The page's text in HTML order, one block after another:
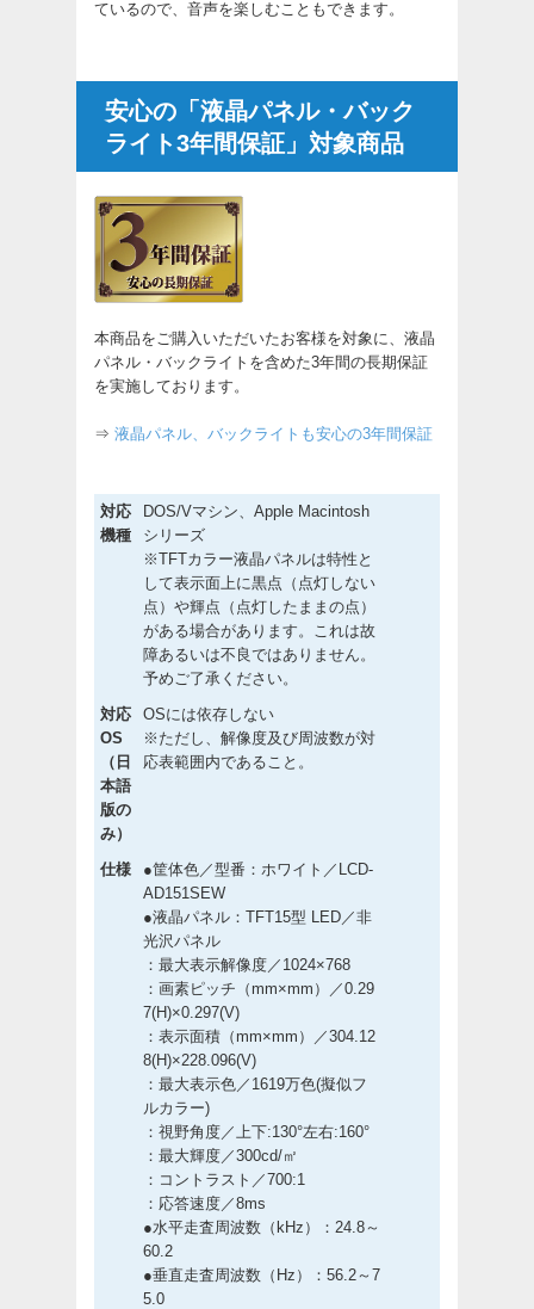
ているので、音声を楽しむこともできます。
安心の「液晶パネル・バック
ライト3年間保証」対象商品
本商品をご購入いただいたお客様を対象に、液晶
パネル・バックライトを含めた3年間の長期保証
を実施しております。
⇒ 液晶パネル、バックライトも安心の3年間保証
対応
機種
DOS/Vマシン、Apple Macintosh
シリーズ
※TFTカラー液晶パネルは特性と
して表示面上に黒点（点灯しない
点）や輝点（点灯したままの点）
がある場合があります。これは故
障あるいは不良ではありません。
予めご了承ください。
対応
OS
（日
本語
版の
み）
OSには依存しない
※ただし、解像度及び周波数が対
応表範囲内であること。
仕様
●筐体色／型番：ホワイト／LCD-
AD151SEW
●液晶パネル：TFT15型 LED／非
光沢パネル
：最大表示解像度／1024×768
：画素ピッチ（mm×mm）／0.29
7(H)×0.297(V)
：表示面積（mm×mm）／304.12
8(H)×228.096(V)
：最大表示色／1619万色(擬似フ
ルカラー)
：視野角度／上下:130°左右:160°
：最大輝度／300cd/㎡
：コントラスト／700:1
：応答速度／8ms
●水平走査周波数（kHz）：24.8～
60.2
●垂直走査周波数（Hz）：56.2～7
5.0